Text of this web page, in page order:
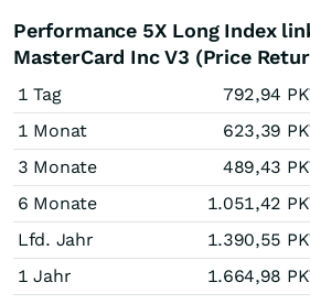
Performance 5X Long Index
MasterCard Inc V3 (Price
1 Tag 792,94
1 Monat
623,39
3 Monate
489,43
6 Monate
1.051,42
Lfd. Jahr
1.390,55
1 Jahr
1.664,98